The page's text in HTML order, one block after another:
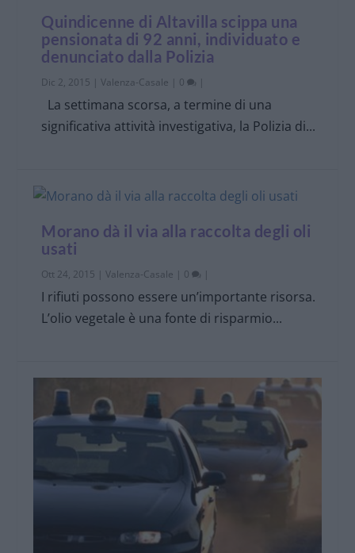
Quindicenne di Altavilla scippa una
pensionata di 92 anni, individuato e
denunciato dalla Polizia
Dic 2, 2015 |Valenza-Casale 0
La settimana scorsa, a termine di una
significativa attività investigativa, la Polizia di...
Morano dà il via alla raccolta degli oli
usati
Ott 24, 2015 |Valenza-Casale 0
I rifiuti possono essere un’importante risorsa.
L’olio vegetale è una fonte di risparmio...